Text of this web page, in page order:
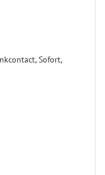
Sofort,